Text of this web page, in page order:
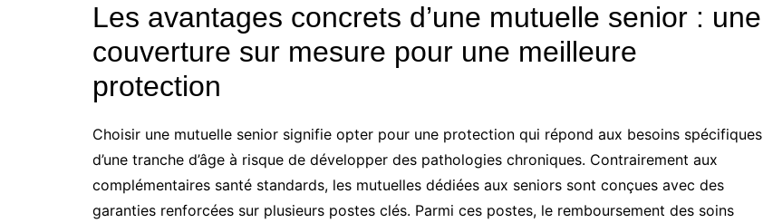
Les avantages concrets d’une mutuelle senior : une
couverture sur mesure pour une meilleure
protection
Choisir une mutuelle senior signifie opter pour une protection qui répond aux besoins spécifiques
d’une tranche d’âge à risque de développer des pathologies chroniques. Contrairement aux
complémentaires santé standards, les mutuelles dédiées aux seniors sont conçues avec des
garanties renforcées sur plusieurs postes clés. Parmi ces postes, le remboursement des soins